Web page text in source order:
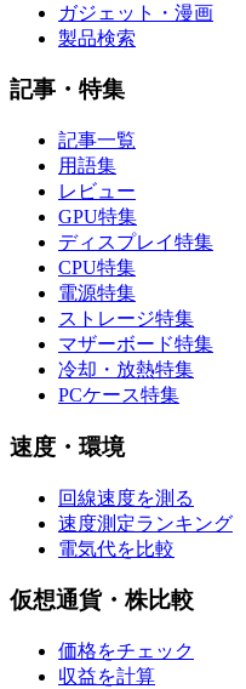
ガジェット・漫画
製品検索
記事・特集
記事一覧
用語集
レビュー
GPU特集
ディスプレイ特集
CPU特集
電源特集
ストレージ特集
マザーボード特集
冷却・放熱特集
PCケース特集
速度・環境
回線速度を測る
速度測定ランキング
電気代を比較
仮想通貨・株比較
価格をチェック
収益を計算